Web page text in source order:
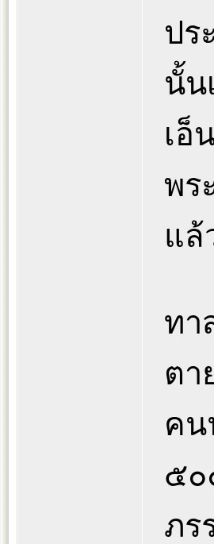
ปร
นั้น
เอ็
พร
แล้
ทา
ตา
คน
๕๐
ภร